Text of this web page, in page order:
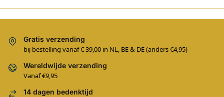
Gratis verzending
bij bestelling vanaf € 39,00 in NL, BE & DE (anders €4,95)
Wereldwijde verzending
Vanaf €9,95
14 dagen bedenktijd